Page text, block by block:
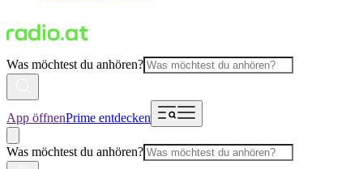
Was möchtest du anhören?
App öffnenPrime entdecken
Was möchtest du anhören?